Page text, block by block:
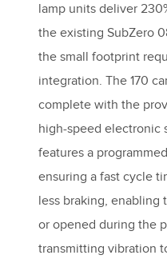
lamp units deliver
the existing SubZero
the small footprint
integration. The 170
complete with the
high-speed electronic
features a
ensuring a fast cycle
less braking, enabling
or opened during the
transmitting vibration